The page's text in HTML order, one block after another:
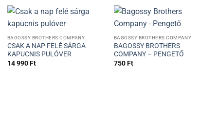
BAGOSSY BROTHERS COMPANY
CSAK A NAP FELÉ SÁRGA
KAPUCNIS PULÓVER
14 990Ft
BAGOSSY BROTHERS COMPANY
BAGOSSY BROTHERS
COMPANY – PENGETŐ
750Ft